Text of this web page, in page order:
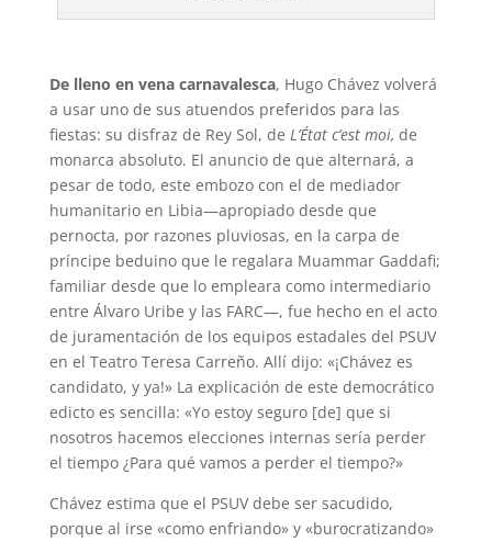
De lleno en vena carnavalesca, Hugo Chávez volverá
a usar uno de sus atuendos preferidos para las
fiestas: su disfraz de Rey Sol, de L’État c’est moi, de
monarca absoluto. El anuncio de que alternará, a
pesar de todo, este embozo con el de mediador
humanitario en Libia—apropiado desde que
pernocta, por razones pluviosas, en la carpa de
príncipe beduino que le regalara Muammar Gaddafi;
familiar desde que lo empleara como intermediario
entre Álvaro Uribe y las FARC—, fue hecho en el acto
de juramentación de los equipos estadales del PSUV
en el Teatro Teresa Carreño. Allí dijo: «¡Chávez es
candidato, y ya!» La explicación de este democrático
edicto es sencilla: «Yo estoy seguro [de] que si
nosotros hacemos elecciones internas sería perder
el tiempo ¿Para qué vamos a perder el tiempo?»
Chávez estima que el PSUV debe ser sacudido,
porque al irse «como enfriando» y «burocratizando»